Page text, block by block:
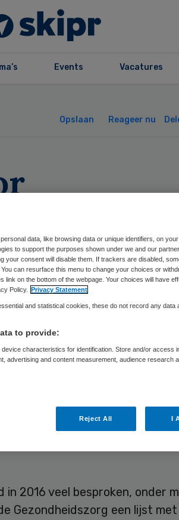
Events Vacatures
Opslaan Reageer nu
scholing
december 2017
toegezegd, gebruikt worden
en verzorgenden. Dat zegt
2016 veel besproken, onder
Gezondheidszorg een lijst
data, like browsing data or unique identifiers, on
to support the purposes shown under we and our
your consent will disable them. If trackers are disabled,
can resurface this menu to change your choices or
link on the bottom of the webpage. Your choices will have
Policy. Privacy Statement
and statistical cookies, these do not record any data
to provide:
characteristics for identification. Store and/or access
advertising and content measurement, audience research
Reject All I